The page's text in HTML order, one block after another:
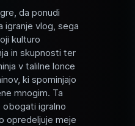
da ponudi
igranje vlog, sega
kulturo
in skupnosti ter
v talilne lonce
ki spominjajo
mnogim. Ta
obogati igralno
opredeljuje meje